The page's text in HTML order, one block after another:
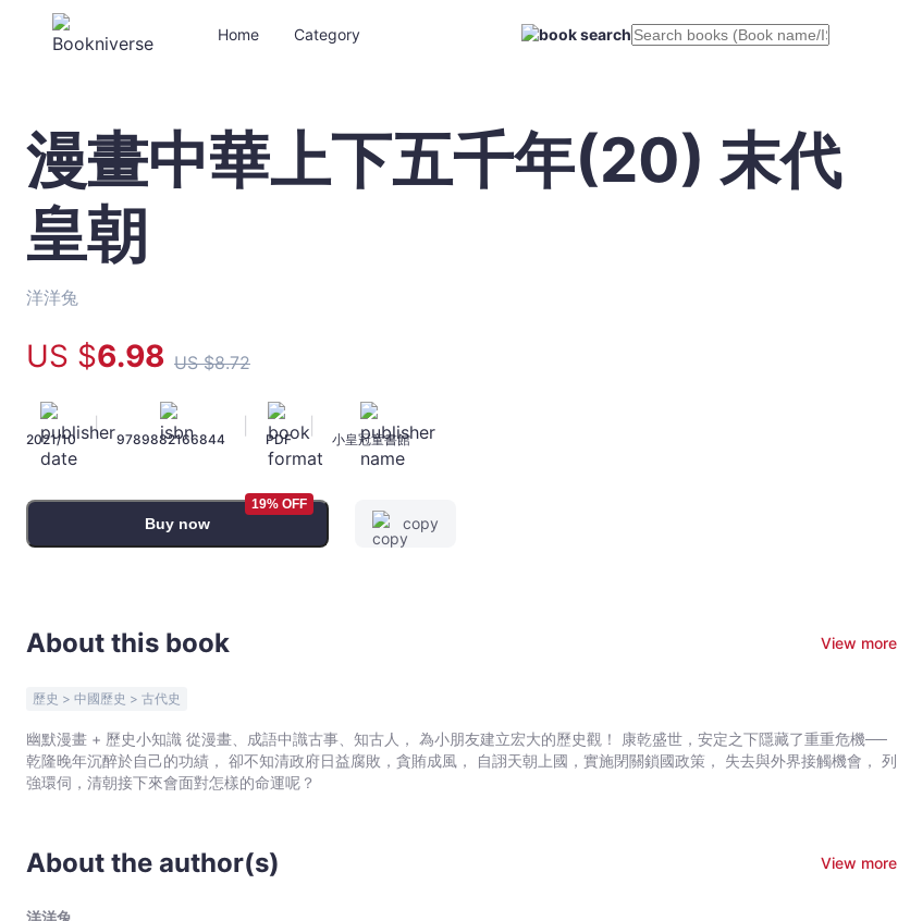
Home Category
漫
畫
中
華
上
下
五
年
(20)
末
代
皇
-
洋
Bookniverse
漫畫中華上下五千年(20) 末代
皇朝
洋洋兔
US $6.98 US $8.72
2021/10
|
9789882166844 PDF 小皇冠童書館
Buy now
19% OFF
copy
About this book View more
歷史 > 中國歷史 > 古代史
幽默漫畫 + 歷史小知識 從漫畫、成語中識古事、知古人， 為小朋友建立宏大的歷史觀！ 康乾盛世，安定之下隱藏了重重危機──
乾隆晚年沉醉於自己的功績， 卻不知清政府日益腐敗，貪賄成風， 自詡天朝上國，實施閉關鎖國政策， 失去與外界接觸機會， 列
強環伺，清朝接下來會面對怎樣的命運呢？
About the author(s) View more
洋洋兔